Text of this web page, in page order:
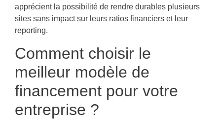
apprécient la possibilité de rendre durables plusieurs
sites sans impact sur leurs ratios financiers et leur
reporting.
Comment choisir le
meilleur modèle de
financement pour votre
entreprise ?